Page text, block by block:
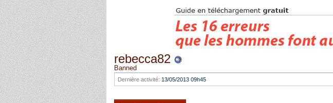
rebecca82
Banned
Dernière activité: 13/05/2013 09h45